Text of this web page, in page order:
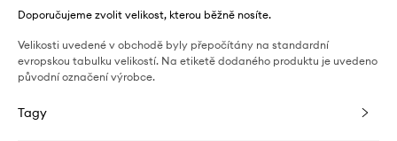
Doporučujeme zvolit velikost, kterou běžně nosíte.
Velikosti uvedené v obchodě byly přepočítány na standardní
evropskou tabulku velikostí. Na etiketě dodaného produktu je uvedeno
původní označení výrobce.
Tagy